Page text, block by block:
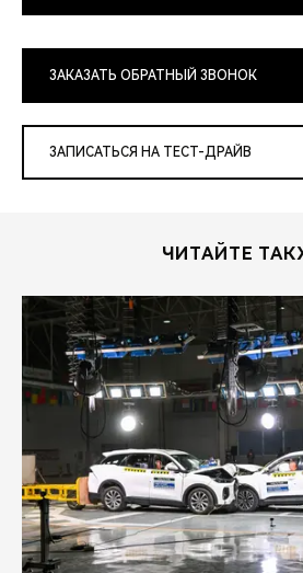
ЗАКАЗАТЬ ОБРАТНЫЙ ЗВОНОК
ЗАПИСАТЬСЯ НА ТЕСТ-ДРАЙВ
ЧИТАЙТЕ